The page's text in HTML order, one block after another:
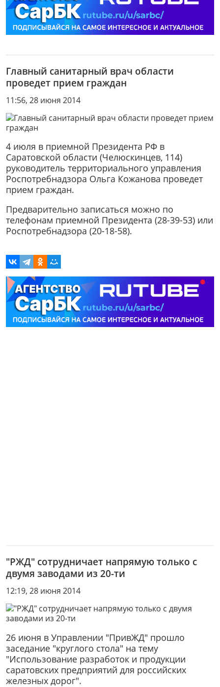
Главный санитарный врач области
проведет прием граждан
11:56, 28 июня 2014
4 июля в приемной Президента РФ в
Саратовской области (Челюскинцев, 114)
руководитель территориального управления
Роспотребнадзора Ольга Кожанова проведет
прием граждан.
Предварительно записаться можно по
телефонам приемной Президента (28-39-53) или
Роспотребнадзора (20-18-58).
"РЖД" сотрудничает напрямую только с
двумя заводами из 20-ти
12:19, 28 июня 2014
26 июня в Управлении "ПривЖД" прошло
заседание "круглого стола" на тему
"Использование разработок и продукции
саратовских предприятий для российских
железных дорог".